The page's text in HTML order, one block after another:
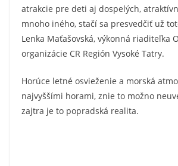
atrakcie pre deti aj dospelých,
mnoho iného, stačí sa presvedčiť už
Lenka Maťašovská, výkonná riaditeľka
organizácie CR Región Vysoké Tatry.
Horúce letné osvieženie a morská
najvyššími horami, znie to možno
zajtra je to popradská realita.